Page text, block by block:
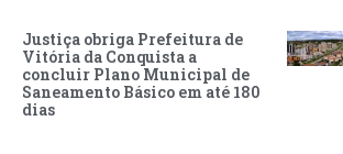
Justiça obriga Prefeitura de
Vitória da Conquista a
concluir Plano Municipal de
Saneamento Básico em até 180
dias